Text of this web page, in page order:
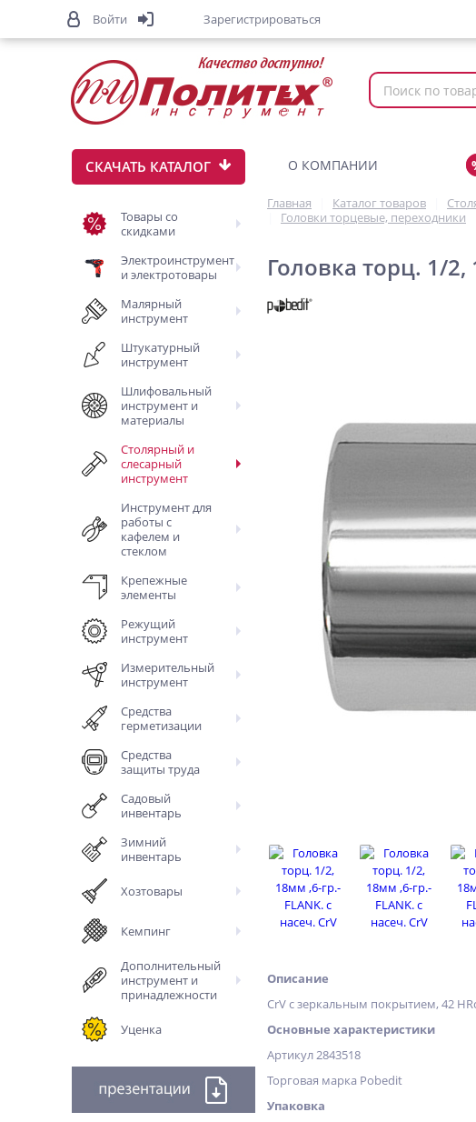
СКАЧАТЬ КАТАЛОГ
Товары со
скидками
Электроинструмент
и электротовары
Малярный
инструмент
Штукатурный
инструмент
Шлифовальный
инструмент и
материалы
Столярный и
слесарный
инструмент
Инструмент для
работы с
кафелем и
стеклом
Крепежные
элементы
Режущий
инструмент
Измерительный
инструмент
Средства
герметизации
Средства
защиты труда
Садовый
инвентарь
Зимний
инвентарь
Хозтовары
Кемпинг
Дополнительный
инструмент и
принадлежности
Уценка
О КОМПАНИИ
Главная Каталог товаров
Головки торцевые, переходники
Головка торц. 1/2,
Описание
CrV c зеркальным покрытием, 42
Основные характеристики
Артикул 2843518
Торговая марка Pobedit
Упаковка
Войти Зарегистрироваться